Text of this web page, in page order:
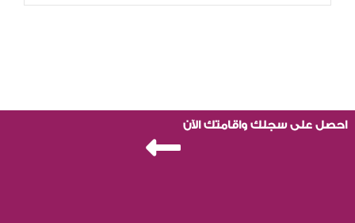
احصل على سجلك واقامتك الآن